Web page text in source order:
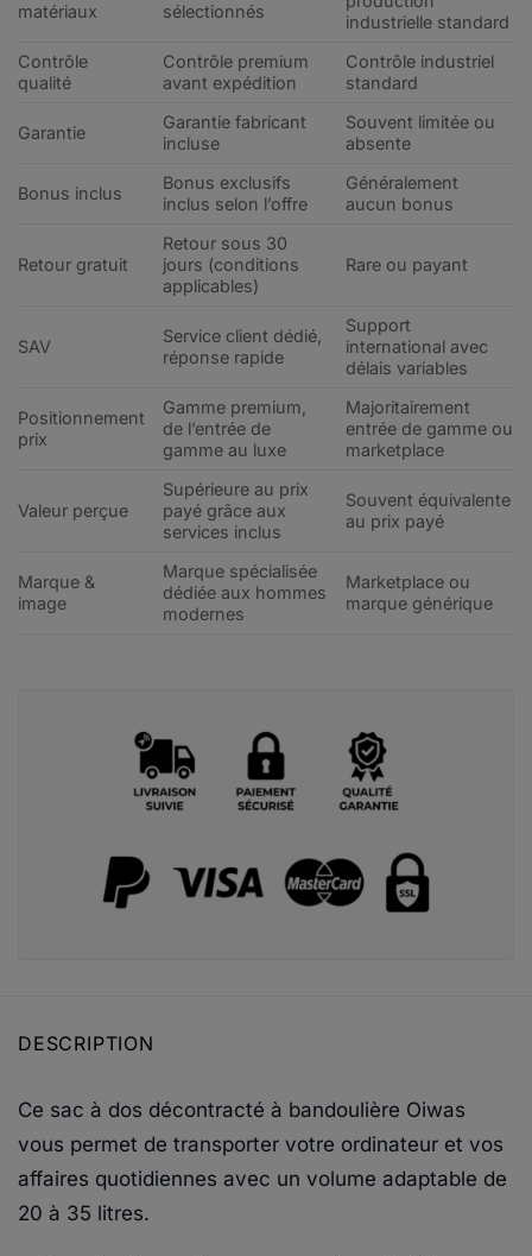
matériaux
sélectionnés
industrielle standard
Contrôle
qualité
Contrôle premium
avant expédition
Contrôle industriel
standard
Garantie
Garantie fabricant
incluse
Souvent limitée ou
absente
Bonus inclus
Bonus exclusifs
inclus selon l’offre
Généralement
aucun bonus
Retour gratuit
Retour sous 30
jours (conditions
applicables)
Rare ou payant
SAV
Service client dédié,
réponse rapide
Support
international avec
délais variables
Positionnement
prix
Gamme premium,
de l’entrée de
gamme au luxe
Majoritairement
entrée de gamme ou
marketplace
Valeur perçue
Supérieure au prix
payé grâce aux
services inclus
Souvent équivalente
au prix payé
Marque &
image
Marque spécialisée
dédiée aux hommes
modernes
Marketplace ou
marque générique
DESCRIPTION
Ce sac à dos décontracté à bandoulière Oiwas
vous permet de transporter votre ordinateur et vos
affaires quotidiennes avec un volume adaptable de
20 à 35 litres.